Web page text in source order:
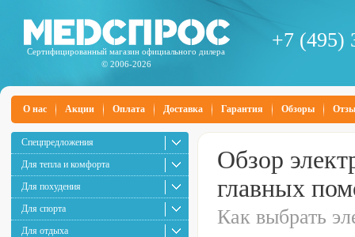
Сертифицированный магазин официального дилера
© 2006-2026
+7 (495)
О нас Акции Оплата Доставка Гарантия Обзоры
Спецпредложения
Для тепла и комфорта
Для похудения
Для спорта
Для отдыха
Обзор
главных
Как выбрать